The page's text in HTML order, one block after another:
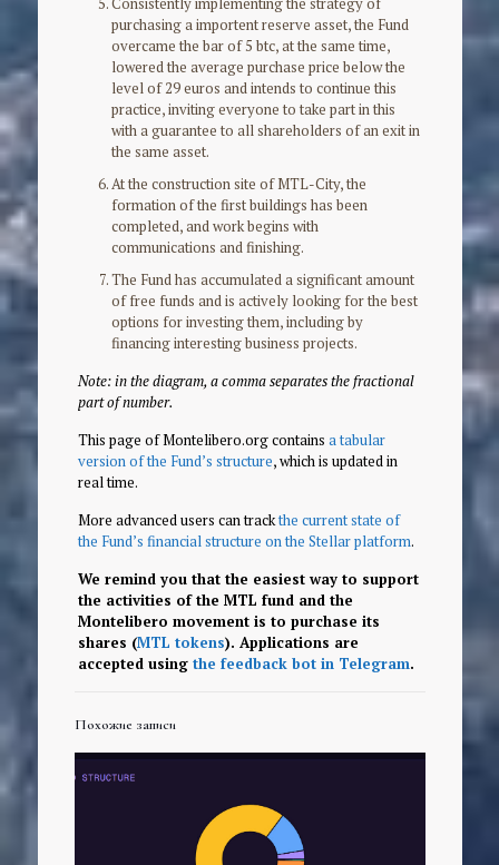
purchasing a importent reserve asset, the Fund
overcame the bar of 5 btc, at the same time,
lowered the average purchase price below the
level of 29 euros and intends to continue this
practice, inviting everyone to take part in this
with a guarantee to all shareholders of an exit in
the same asset.
At the construction site of MTL-City, the
formation of the first buildings has been
completed, and work begins with
communications and finishing.
The Fund has accumulated a significant amount
of free funds and is actively looking for the best
options for investing them, including by
financing interesting business projects.
Note: in the diagram, a comma separates the fractional
part of number.
This page of Montelibero.org contains a tabular
version of the Fund’s structure, which is updated in
real time.
More advanced users can trackthe current state of
the Fund’s financial structure on the Stellar platform.
We remind you that the easiest way to support
the activities of the MTL fund and the
Montelibero movement is to purchase its
shares (MTL tokens). Applications are
accepted using the feedback bot in Telegram.
Похожие записи